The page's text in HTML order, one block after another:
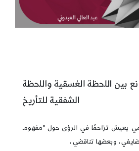
بين اللحظة الغسقية واللحظة
الشفقية للتأريخ
يعيش تزاحمًا في الرؤى حول "مفهوم
وبعضها تناقضي،